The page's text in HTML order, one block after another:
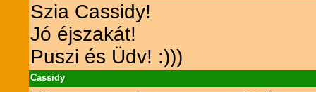
Szia Cassidy!
Jó éjszakát!
Puszi és Üdv! :)))
Cassidy